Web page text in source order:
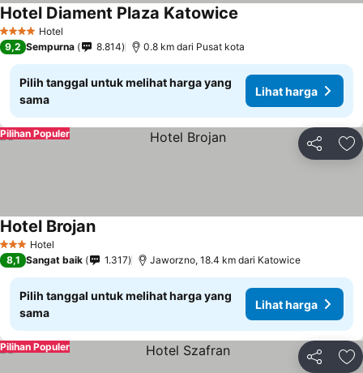
4 BintangHotel
Hotel Diament Plaza Katowice
9,2 Sempurna 8.814 0.8 km dari Pusat kota
Pilih tanggal untuk melihat harga yang
sama
Lihat harga
Bagikan
Pilihan Populer
3 BintangHotel
Hotel Brojan
8,1 Sangat baik 1.317 Jaworzno, 18.4 km dari Katowice
Pilih tanggal untuk melihat harga yang
sama
Lihat harga
Bagikan
Pilihan Populer